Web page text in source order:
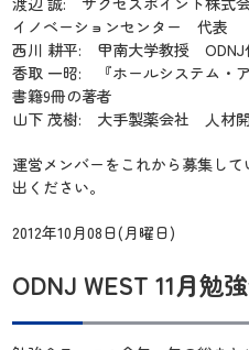
イノベーションセンター 代表
西川 耕平: 甲南大学教授 ODNJ
香取 一昭: 『ホールシステム・
書籍9冊の著者
山下 茂樹: 大手製薬会社 人材
運営メンバーをこれから募集し
出ください。
2012年10月08日(月曜日)
ODNJ WEST 11月勉